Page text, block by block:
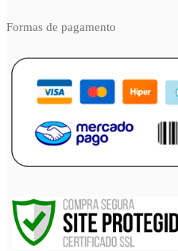
Formas de pagamento